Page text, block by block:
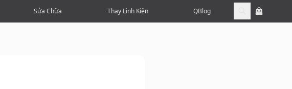
Sửa Chữa Thay Linh Kiện QBlog